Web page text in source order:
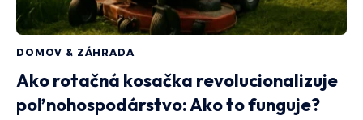
DOMOV & ZÁHRADA
Ako rotačná kosačka revolucionalizuje
poľnohospodárstvo: Ako to funguje?